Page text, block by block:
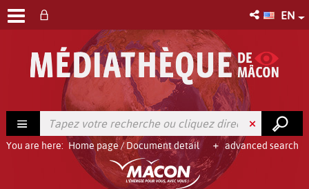
EN
advanced search
You are here: Home page/Document detail